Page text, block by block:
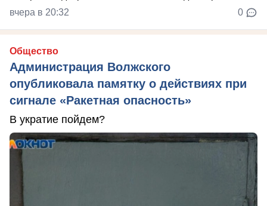
вчера в 20:32 0
Общество
Администрация Волжского
опубликовала памятку о действиях при
сигнале «Ракетная опасность»
В укратие пойдем?